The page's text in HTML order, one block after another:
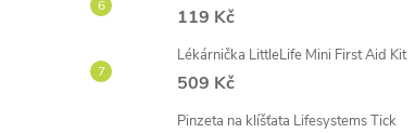
119 Kč
Lékárnička LittleLife Mini First Aid Kit
509 Kč
Pinzeta na klíšťata Lifesystems Tick